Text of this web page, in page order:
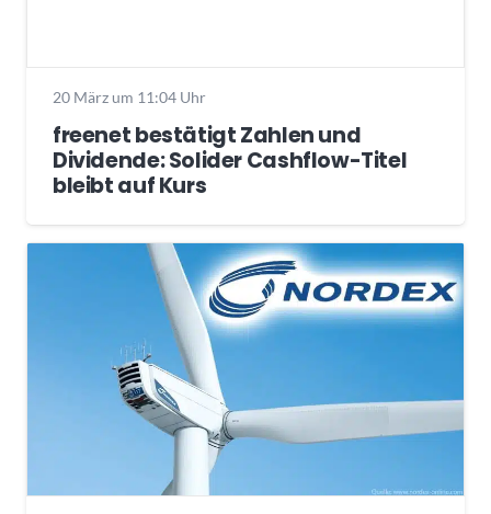
20 März um 11:04 Uhr
freenet bestätigt Zahlen und
Dividende: Solider Cashflow-Titel
bleibt auf Kurs